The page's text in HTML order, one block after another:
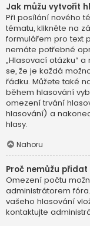
Jak můžu vytvořit
Při posílání nového
tématu, klikněte na
formulářem pro text
nemáte potřebné
„Hlasovací otázku“ a
se, že je každá
řádku. Můžete také
během hlasování
omezení trvání
hlasování) a
hlasy.
Nahoru
Proč nemůžu
Omezení počtu
administrátorem
vašeho hlasování
kontaktujte